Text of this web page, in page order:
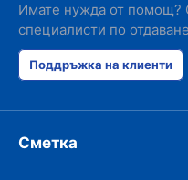
Имате нужда от помощ?
специалисти по
Поддръжка на клиенти
Сметка